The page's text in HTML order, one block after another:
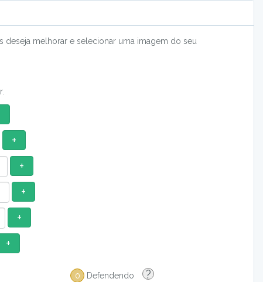
deseja melhorar e selecionar uma imagem do seu
+
+
+
+
+
0 Defendendo ?